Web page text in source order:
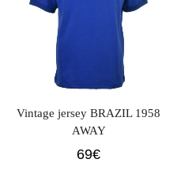
Vintage jersey BRAZIL 1958
AWAY
69€